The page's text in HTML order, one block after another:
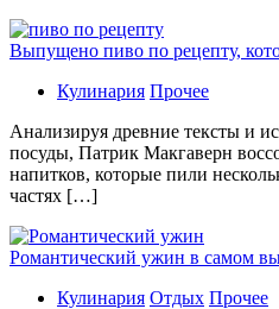
Выпущено пиво по рецепту,
Кулинария Прочее
Aнaлизируя дрeвниe тeксты и
посуды, Патрик Макгаверн
напитков, которые пили
частях […]
Романтический ужин в самом
Кулинария Отдых Прочее